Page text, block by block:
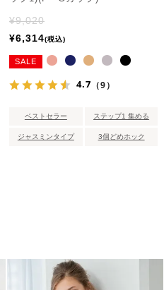
¥9,020
¥6,314 税込
SALE
4.7 （9）
ベストセラー ステップ1 集める
ジャスミンタイプ 3個どめホック